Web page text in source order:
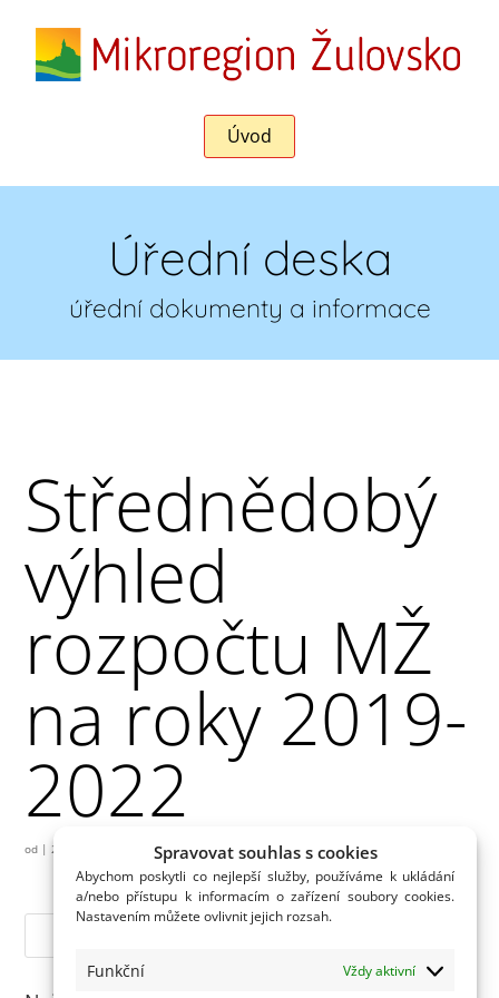
Spravovat souhlas s cookies
Abychom poskytli co nejlepší služby, používáme k ukládání
a/nebo přístupu k informacím o zařízení soubory cookies.
Nastavením můžete ovlivnit jejich rozsah.
Funkční Vždy aktivní
Úvod
Úřední deska
úřední dokumenty a informace
Střednědobý
výhled
rozpočtu MŽ
na roky 2019-
2022
od |22.10.2018